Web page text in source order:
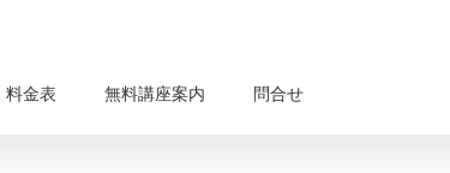
料金表 無料講座案内 問合せ